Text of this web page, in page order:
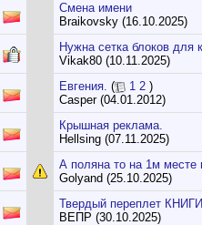
Смена имени
Braikovsky (16.10.2025)
Нужна сетка блоков для
Vikak80 (10.11.2025)
Евгения. ( 1 2 )
Casper (04.01.2012)
Крышная реклама.
Hellsing (07.11.2025)
А поляна то на 1м месте
Golyand (25.10.2025)
Твердый переплет КНИГИ
ВЕПР (30.10.2025)